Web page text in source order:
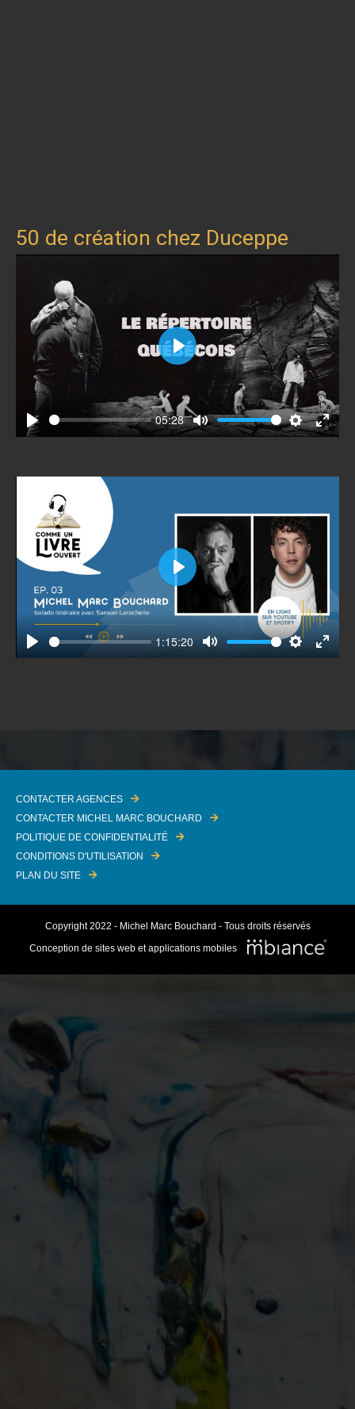
50 de création chez Duceppe
Play
05:28
Mute SettingsEnter
Play
Play
1:15:20
Mute SettingsEnter
Play
CONTACTER AGENCES
CONTACTER MICHEL MARC BOUCHARD
POLITIQUE DE CONFIDENTIALITÉ
CONDITIONS D'UTILISATION
PLAN DU SITE
Copyright 2022 - Michel Marc Bouchard - Tous droits réservés
Conception de sites web et applications mobiles